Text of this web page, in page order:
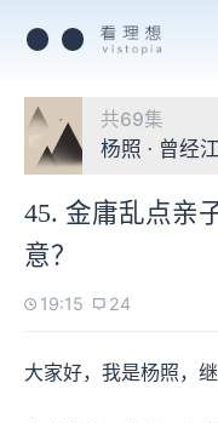
共69集
杨照 · 曾经
45. 金庸乱点亲
意？
19:15 24
大家好，我是杨照，